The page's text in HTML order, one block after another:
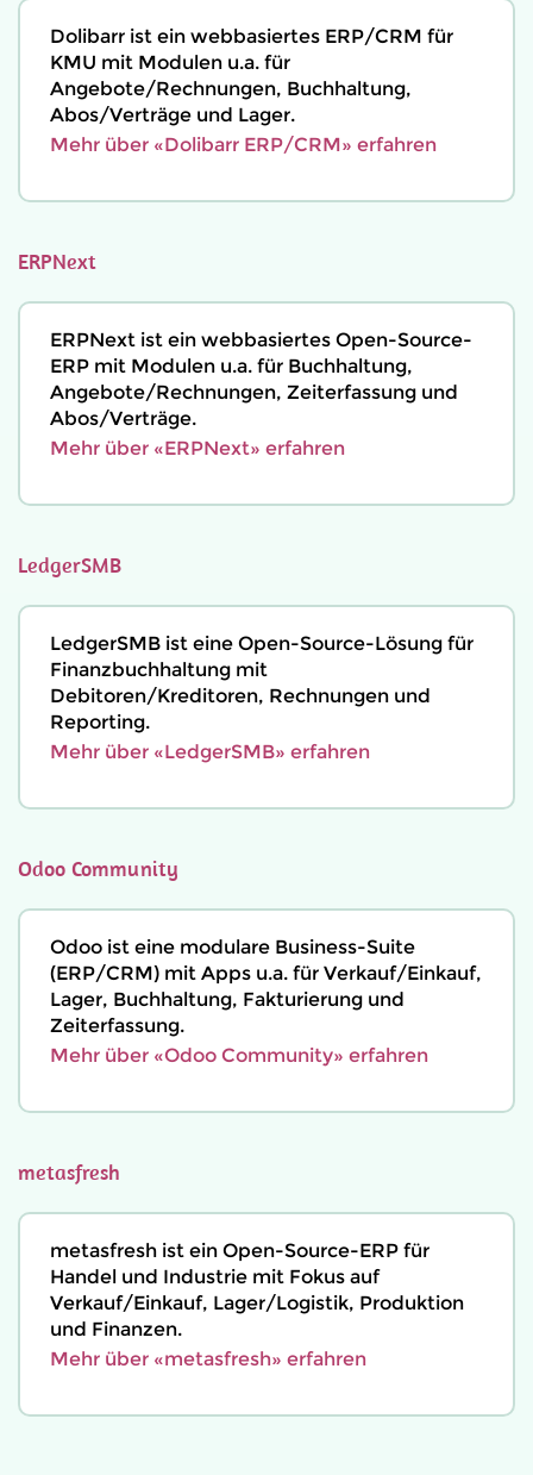
Dolibarr ist ein webbasiertes ERP/CRM für
KMU mit Modulen u.a. für
Angebote/Rechnungen, Buchhaltung,
Abos/Verträge und Lager.
Mehr über «Dolibarr ERP/CRM» erfahren
ERPNext
ERPNext ist ein webbasiertes Open-Source-
ERP mit Modulen u.a. für Buchhaltung,
Angebote/Rechnungen, Zeiterfassung und
Abos/Verträge.
Mehr über «ERPNext» erfahren
LedgerSMB
LedgerSMB ist eine Open-Source-Lösung für
Finanzbuchhaltung mit
Debitoren/Kreditoren, Rechnungen und
Reporting.
Mehr über «LedgerSMB» erfahren
Odoo Community
Odoo ist eine modulare Business-Suite
(ERP/CRM) mit Apps u.a. für Verkauf/Einkauf,
Lager, Buchhaltung, Fakturierung und
Zeiterfassung.
Mehr über «Odoo Community» erfahren
metasfresh
metasfresh ist ein Open-Source-ERP für
Handel und Industrie mit Fokus auf
Verkauf/Einkauf, Lager/Logistik, Produktion
und Finanzen.
Mehr über «metasfresh» erfahren